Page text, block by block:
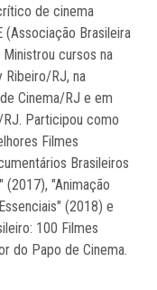
de cinema
(Associação Brasileira
cursos na
Ribeiro/RJ, na
Cinema/RJ e em
Participou como
Filmes
Brasileiros
(2017), "Animação
(2018) e
100 Filmes
do Papo de Cinema.